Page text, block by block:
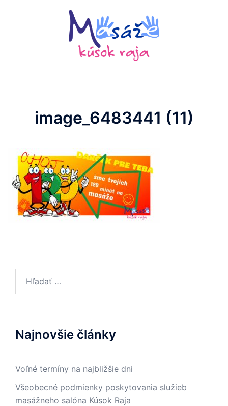
image_6483441 (11)
Najnovšie články
Voľné termíny na najbližšie dni
Všeobecné podmienky poskytovania služieb
masážneho salóna Kúsok Raja